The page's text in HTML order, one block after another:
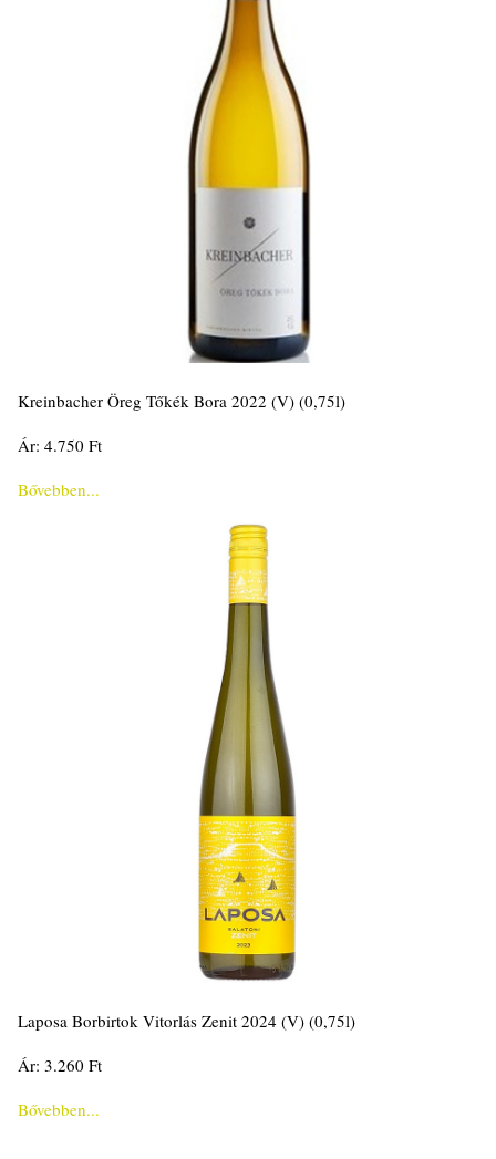
Kreinbacher Öreg Tőkék Bora 2022 (V) (0,75l)
Ár: 4.750 Ft
Bővebben...
Laposa Borbirtok Vitorlás Zenit 2024 (V) (0,75l)
Ár: 3.260 Ft
Bővebben...